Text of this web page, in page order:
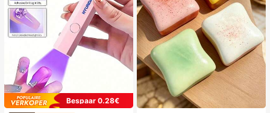
Bespaar 0.28€